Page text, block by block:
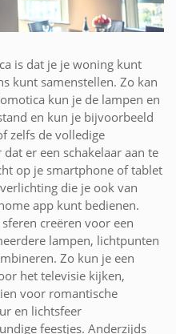
is dat je je woning kunt
kunt samenstellen. Zo kan
kun je de lampen en
en kun je bijvoorbeeld
zelfs de volledige
er een schakelaar aan te
op je smartphone of tablet
die je ook van
app kunt bedienen.
creëren voor een
lampen, lichtpunten
Zo kun je een
het televisie kijken,
voor romantische
en lichtsfeer
feestjes. Anderzijds